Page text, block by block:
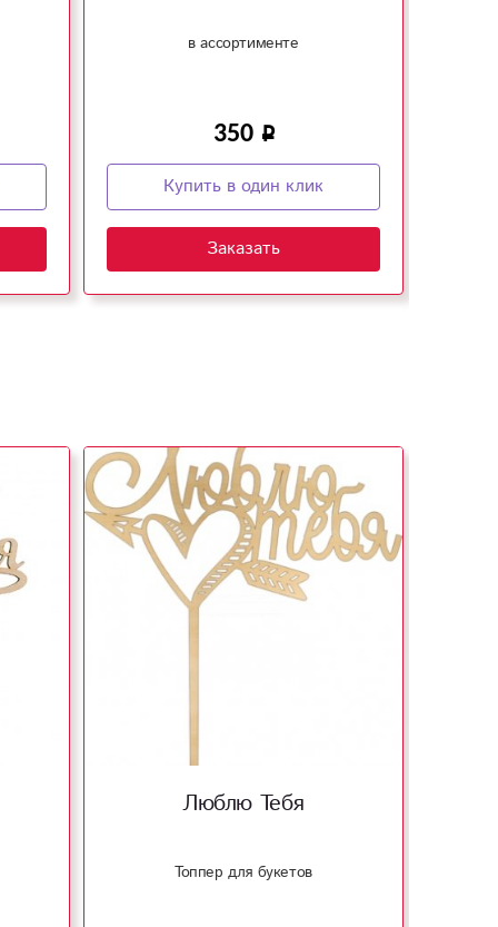
в ассортименте
350
Купить в один клик
Заказать
Люблю Тебя
Топпер для букетов